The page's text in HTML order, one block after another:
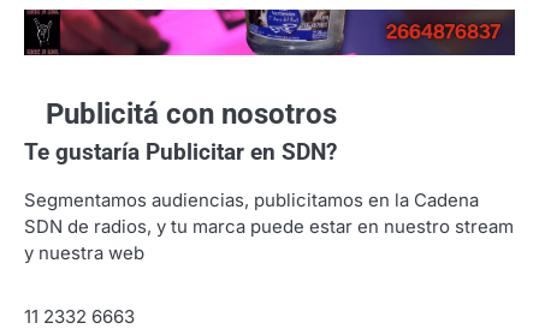
Publicitá con nosotros
Te gustaría Publicitar en SDN?
Segmentamos audiencias, publicitamos en la Cadena
SDN de radios, y tu marca puede estar en nuestro stream
y nuestra web
11 2332 6663